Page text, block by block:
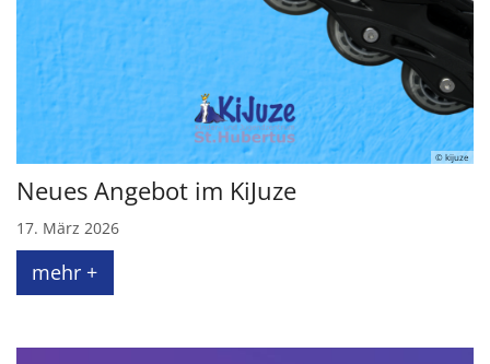
© kijuze
Neues Angebot im KiJuze
17. März 2026
mehr +